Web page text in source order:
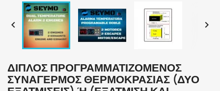
 
ΔΙΠΛΌΣ ΠΡΟΓΡΑΜΜΑΤΙΖΌΜΕΝΟΣ
ΣΥΝΑΓΕΡΜΌΣ ΘΕΡΜΟΚΡΑΣΊΑΣ (ΔΎΟ